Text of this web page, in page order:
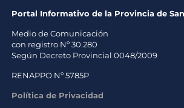
Portal Informativo de la Provincia de
Medio de Comunicación
con registro Nº 30.280
Según Decreto Provincial 0048/2009
RENAPPO Nº 5785P
Política de Privacidad